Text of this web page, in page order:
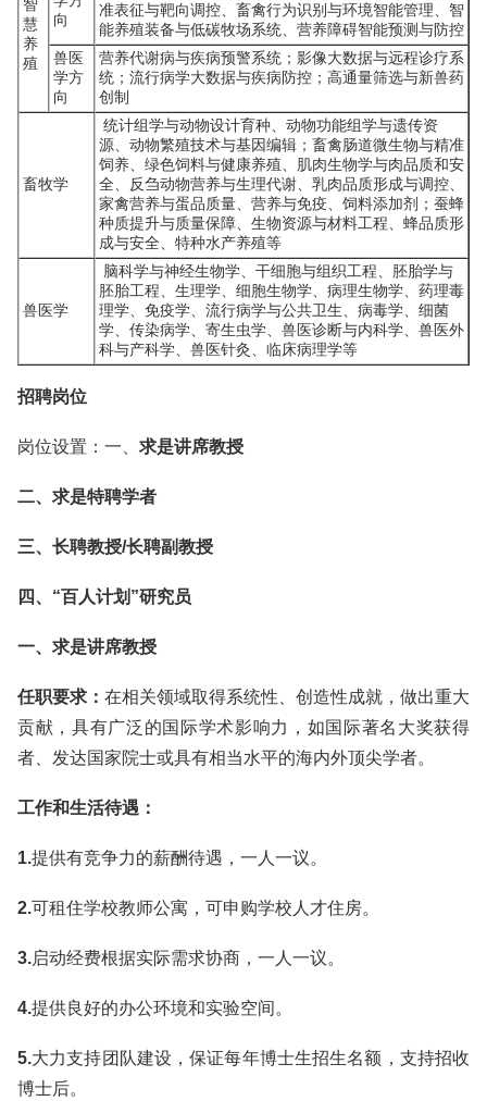
智
慧
养
殖
向
准表征与靶向调控、畜禽行为识别与环境智能管理、智
能养殖装备与低碳牧场系统、营养障碍智能预测与防控
兽医
学方
向
营养代谢病与疾病预警系统；影像大数据与远程诊疗系
统；流行病学大数据与疾病防控；高通量筛选与新兽药
创制
畜牧学
统计组学与动物设计育种、动物功能组学与遗传资
源、动物繁殖技术与基因编辑；畜禽肠道微生物与精准
饲养、绿色饲料与健康养殖、肌肉生物学与肉品质和安
全、反刍动物营养与生理代谢、乳肉品质形成与调控、
家禽营养与蛋品质量、营养与免疫、饲料添加剂；蚕蜂
种质提升与质量保障、生物资源与材料工程、蜂品质形
成与安全、特种水产养殖等
兽医学
脑科学与神经生物学、干细胞与组织工程、胚胎学与
胚胎工程、生理学、细胞生物学、病理生物学、药理毒
理学、免疫学、流行病学与公共卫生、病毒学、细菌
学、传染病学、寄生虫学、兽医诊断与内科学、兽医外
科与产科学、兽医针灸、临床病理学等
招聘岗位
岗位设置：一、 求是讲席教授
二、求是特聘学者
三、长聘教授/长聘副教授
四、“百人计划”研究员
一、求是讲席教授
任职要求： 在相关领域取得系统性、创造性成就，做出重大
贡献，具有广泛的国际学术影响力，如国际著名大奖获得
者、发达国家院士或具有相当水平的海内外顶尖学者。
工作和生活待遇：
1.提供有竞争力的薪酬待遇，一人一议。
2.可租住学校教师公寓，可申购学校人才住房。
3.启动经费根据实际需求协商，一人一议。
4.提供良好的办公环境和实验空间。
5.大力支持团队建设，保证每年博士生招生名额，支持招收
博士后。